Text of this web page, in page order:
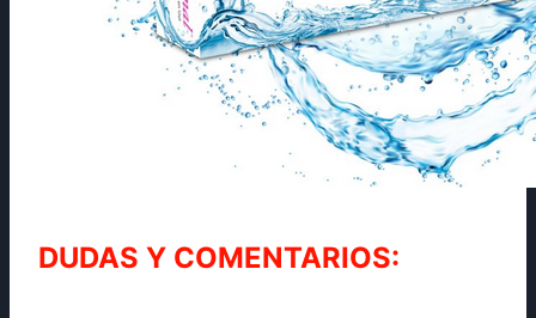
DUDAS Y COMENTARIOS: